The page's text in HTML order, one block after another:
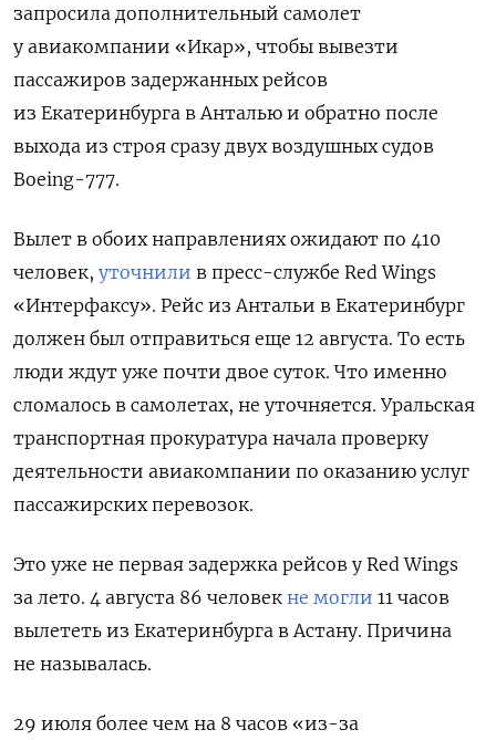
запросила дополнительный самолет
у авиакомпании «Икар», чтобы вывезти
пассажиров задержанных рейсов
из Екатеринбурга в Анталью и обратно после
выхода из строя сразу двух воздушных судов
Boeing-777.
Вылет в обоих направлениях ожидают по 410
человек, уточнили в пресс-службе Red Wings
«Интерфаксу». Рейс из Антальи в Екатеринбург
должен был отправиться еще 12 августа. То есть
люди ждут уже почти двое суток. Что именно
сломалось в самолетах, не уточняется. Уральская
транспортная прокуратура начала проверку
деятельности авиакомпании по оказанию услуг
пассажирских перевозок.
Это уже не первая задержка рейсов у Red Wings
за лето. 4 августа 86 человек не могли 11 часов
вылететь из Екатеринбурга в Астану. Причина
не называлась.
29 июля более чем на 8 часов «из-за